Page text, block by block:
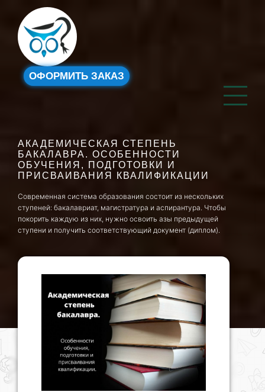
ОФОРМИТЬ ЗАКАЗ
АКАДЕМИЧЕСКАЯ СТЕПЕНЬ
БАКАЛАВРА. ОСОБЕННОСТИ
ОБУЧЕНИЯ, ПОДГОТОВКИ И
ПРИСВАИВАНИЯ КВАЛИФИКАЦИИ
Современная система образования состоит из нескольких
ступеней: бакалавриат, магистратура и аспирантура. Чтобы
покорить каждую из них, нужно освоить азы предыдущей
ступени и получить соответствующий документ (диплом).